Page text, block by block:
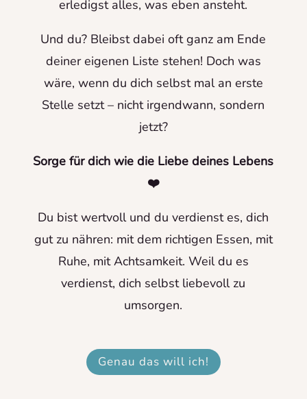
erledigst alles, was eben ansteht.
Und du? Bleibst dabei oft ganz am Ende
deiner eigenen Liste stehen! Doch was
wäre, wenn du dich selbst mal an erste
Stelle setzt – nicht irgendwann, sondern
jetzt?
Sorge für dich wie die Liebe deines Lebens
❤️
Du bist wertvoll und du verdienst es, dich
gut zu nähren: mit dem richtigen Essen, mit
Ruhe, mit Achtsamkeit. Weil du es
verdienst, dich selbst liebevoll zu
umsorgen.
Genau das will ich!